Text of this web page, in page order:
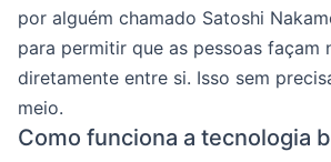
por alguém chamado Satoshi
para permitir que as pessoas façam
diretamente entre si. Isso sem
meio.
Como funciona a tecnologia